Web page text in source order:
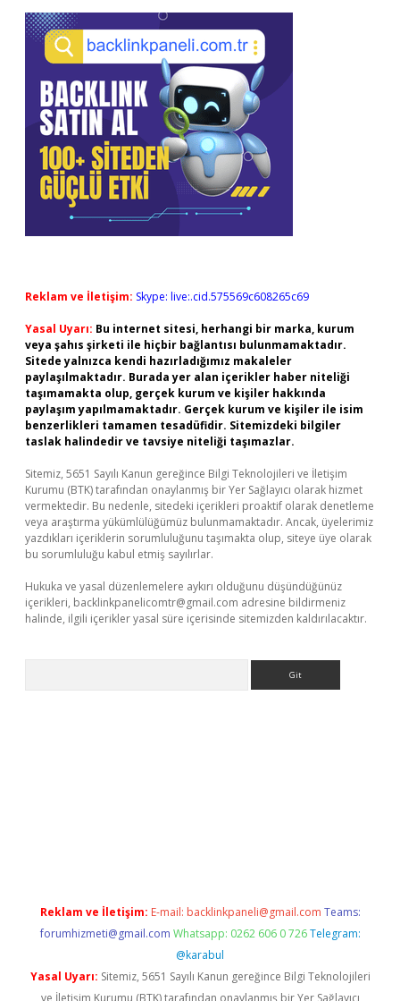
Reklam ve İletişim: Skype: live:.cid.575569c608265c69
Yasal Uyarı: Bu internet sitesi, herhangi bir marka, kurum
veya şahıs şirketi ile hiçbir bağlantısı bulunmamaktadır.
Sitede yalnızca kendi hazırladığımız makaleler
paylaşılmaktadır. Burada yer alan içerikler haber niteliği
taşımamakta olup, gerçek kurum ve kişiler hakkında
paylaşım yapılmamaktadır. Gerçek kurum ve kişiler ile isim
benzerlikleri tamamen tesadüfidir. Sitemizdeki bilgiler
taslak halindedir ve tavsiye niteliği taşımazlar.
Sitemiz, 5651 Sayılı Kanun gereğince Bilgi Teknolojileri ve İletişim
Kurumu (BTK) tarafından onaylanmış bir Yer Sağlayıcı olarak hizmet
vermektedir. Bu nedenle, sitedeki içerikleri proaktif olarak denetleme
veya araştırma yükümlülüğümüz bulunmamaktadır. Ancak, üyelerimiz
yazdıkları içeriklerin sorumluluğunu taşımakta olup, siteye üye olarak
bu sorumluluğu kabul etmiş sayılırlar.
Hukuka ve yasal düzenlemelere aykırı olduğunu düşündüğünüz
içerikleri, backlinkpanelicomtr@gmail.com adresine bildirmeniz
halinde, ilgili içerikler yasal süre içerisinde sitemizden kaldırılacaktır.
Reklam ve İletişim: E-mail: backlinkpaneli@gmail.com Teams:
forumhizmeti@gmail.com Whatsapp: 0262 606 0 726 Telegram:
@karabul
Yasal Uyarı: Sitemiz, 5651 Sayılı Kanun gereğince Bilgi Teknolojileri
ve İletişim Kurumu (BTK) tarafından onaylanmış bir Yer Sağlayıcı